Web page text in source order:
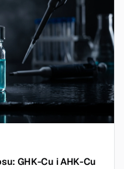
GHK-Cu i AHK-Cu